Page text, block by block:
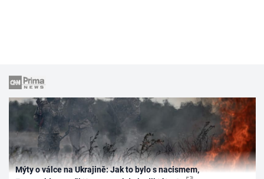
Mýty o válce na Ukrajině: Jak to bylo s nacismem,